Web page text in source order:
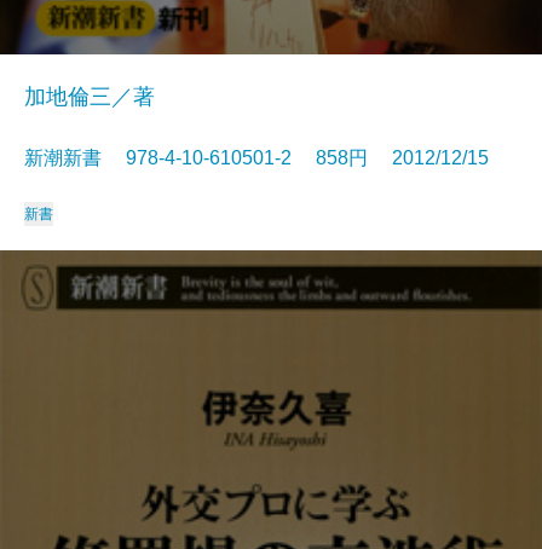
加地倫三／著
新潮新書 978-4-10-610501-2 858円 2012/12/15
新書